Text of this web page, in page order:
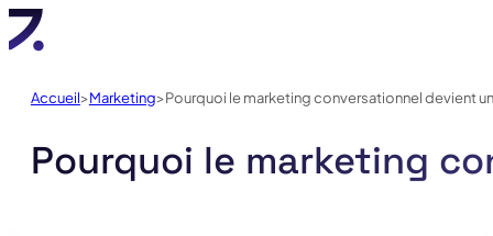
Pourquoi le marketing
Accueil Marketing Pourquoi le marketing conversationnel devient